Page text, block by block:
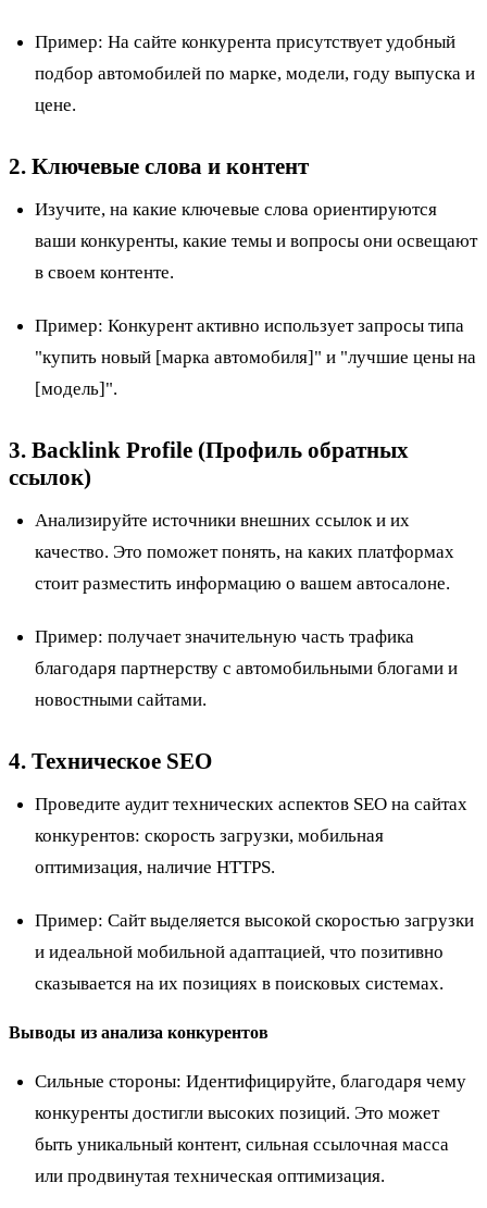
Пример: На сайте конкурента присутствует удобный
подбор автомобилей по марке, модели, году выпуска и
цене.
2. Ключевые слова и контент
Изучите, на какие ключевые слова ориентируются
ваши конкуренты, какие темы и вопросы они освещают
в своем контенте.
Пример: Конкурент активно использует запросы типа
"купить новый [марка автомобиля]" и "лучшие цены на
[модель]".
3. Backlink Profile (Профиль обратных
ссылок)
Анализируйте источники внешних ссылок и их
качество. Это поможет понять, на каких платформах
стоит разместить информацию о вашем автосалоне.
Пример: получает значительную часть трафика
благодаря партнерству с автомобильными блогами и
новостными сайтами.
4. Техническое SEO
Проведите аудит технических аспектов SEO на сайтах
конкурентов: скорость загрузки, мобильная
оптимизация, наличие HTTPS.
Пример: Сайт выделяется высокой скоростью загрузки
и идеальной мобильной адаптацией, что позитивно
сказывается на их позициях в поисковых системах.
Выводы из анализа конкурентов
Сильные стороны: Идентифицируйте, благодаря чему
конкуренты достигли высоких позиций. Это может
быть уникальный контент, сильная ссылочная масса
или продвинутая техническая оптимизация.